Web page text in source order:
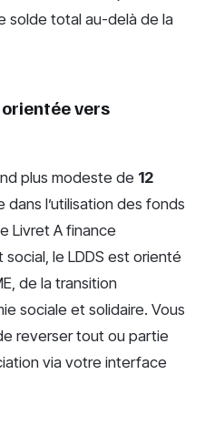
solde total au-delà de la
orientée vers
plus modeste de 12
dans l’utilisation des fonds
Livret A finance
le LDDS est orienté
de la transition
sociale et solidaire. Vous
reverser tout ou partie
via votre interface